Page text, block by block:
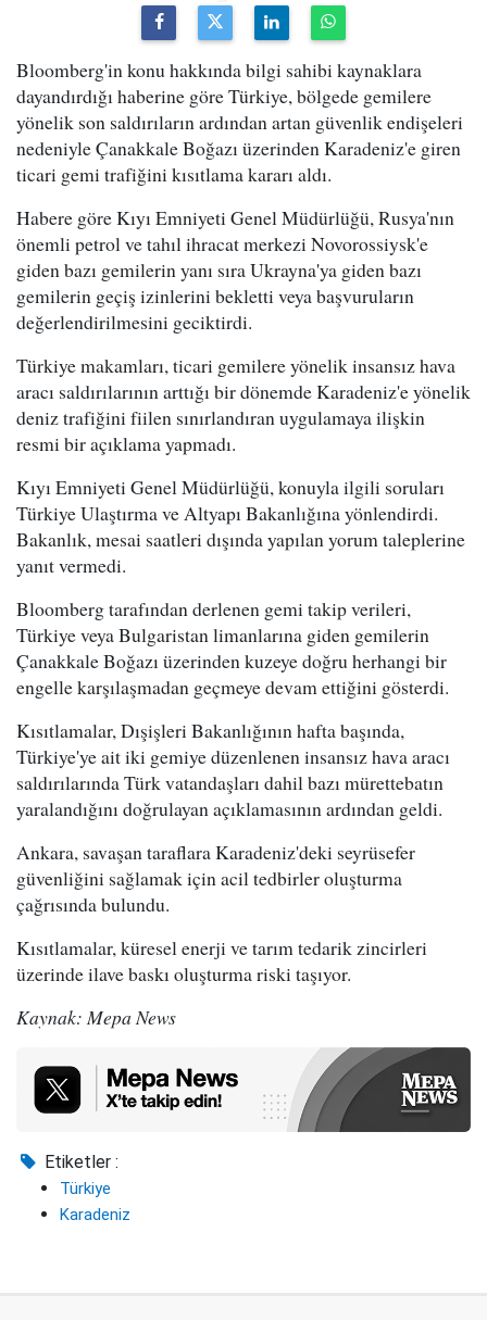
Bloomberg'in konu hakkında bilgi sahibi kaynaklara
dayandırdığı haberine göre Türkiye, bölgede gemilere
yönelik son saldırıların ardından artan güvenlik endişeleri
nedeniyle Çanakkale Boğazı üzerinden Karadeniz'e giren
ticari gemi trafiğini kısıtlama kararı aldı.
Habere göre Kıyı Emniyeti Genel Müdürlüğü, Rusya'nın
önemli petrol ve tahıl ihracat merkezi Novorossiysk'e
giden bazı gemilerin yanı sıra Ukrayna'ya giden bazı
gemilerin geçiş izinlerini bekletti veya başvuruların
değerlendirilmesini geciktirdi.
Türkiye makamları, ticari gemilere yönelik insansız hava
aracı saldırılarının arttığı bir dönemde Karadeniz'e yönelik
deniz trafiğini fiilen sınırlandıran uygulamaya ilişkin
resmi bir açıklama yapmadı.
Kıyı Emniyeti Genel Müdürlüğü, konuyla ilgili soruları
Türkiye Ulaştırma ve Altyapı Bakanlığına yönlendirdi.
Bakanlık, mesai saatleri dışında yapılan yorum taleplerine
yanıt vermedi.
Bloomberg tarafından derlenen gemi takip verileri,
Türkiye veya Bulgaristan limanlarına giden gemilerin
Çanakkale Boğazı üzerinden kuzeye doğru herhangi bir
engelle karşılaşmadan geçmeye devam ettiğini gösterdi.
Kısıtlamalar, Dışişleri Bakanlığının hafta başında,
Türkiye'ye ait iki gemiye düzenlenen insansız hava aracı
saldırılarında Türk vatandaşları dahil bazı mürettebatın
yaralandığını doğrulayan açıklamasının ardından geldi.
Ankara, savaşan taraflara Karadeniz'deki seyrüsefer
güvenliğini sağlamak için acil tedbirler oluşturma
çağrısında bulundu.
Kısıtlamalar, küresel enerji ve tarım tedarik zincirleri
üzerinde ilave baskı oluşturma riski taşıyor.
Kaynak: Mepa News
Etiketler :
Türkiye
Karadeniz